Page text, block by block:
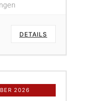
DETAILS
2026